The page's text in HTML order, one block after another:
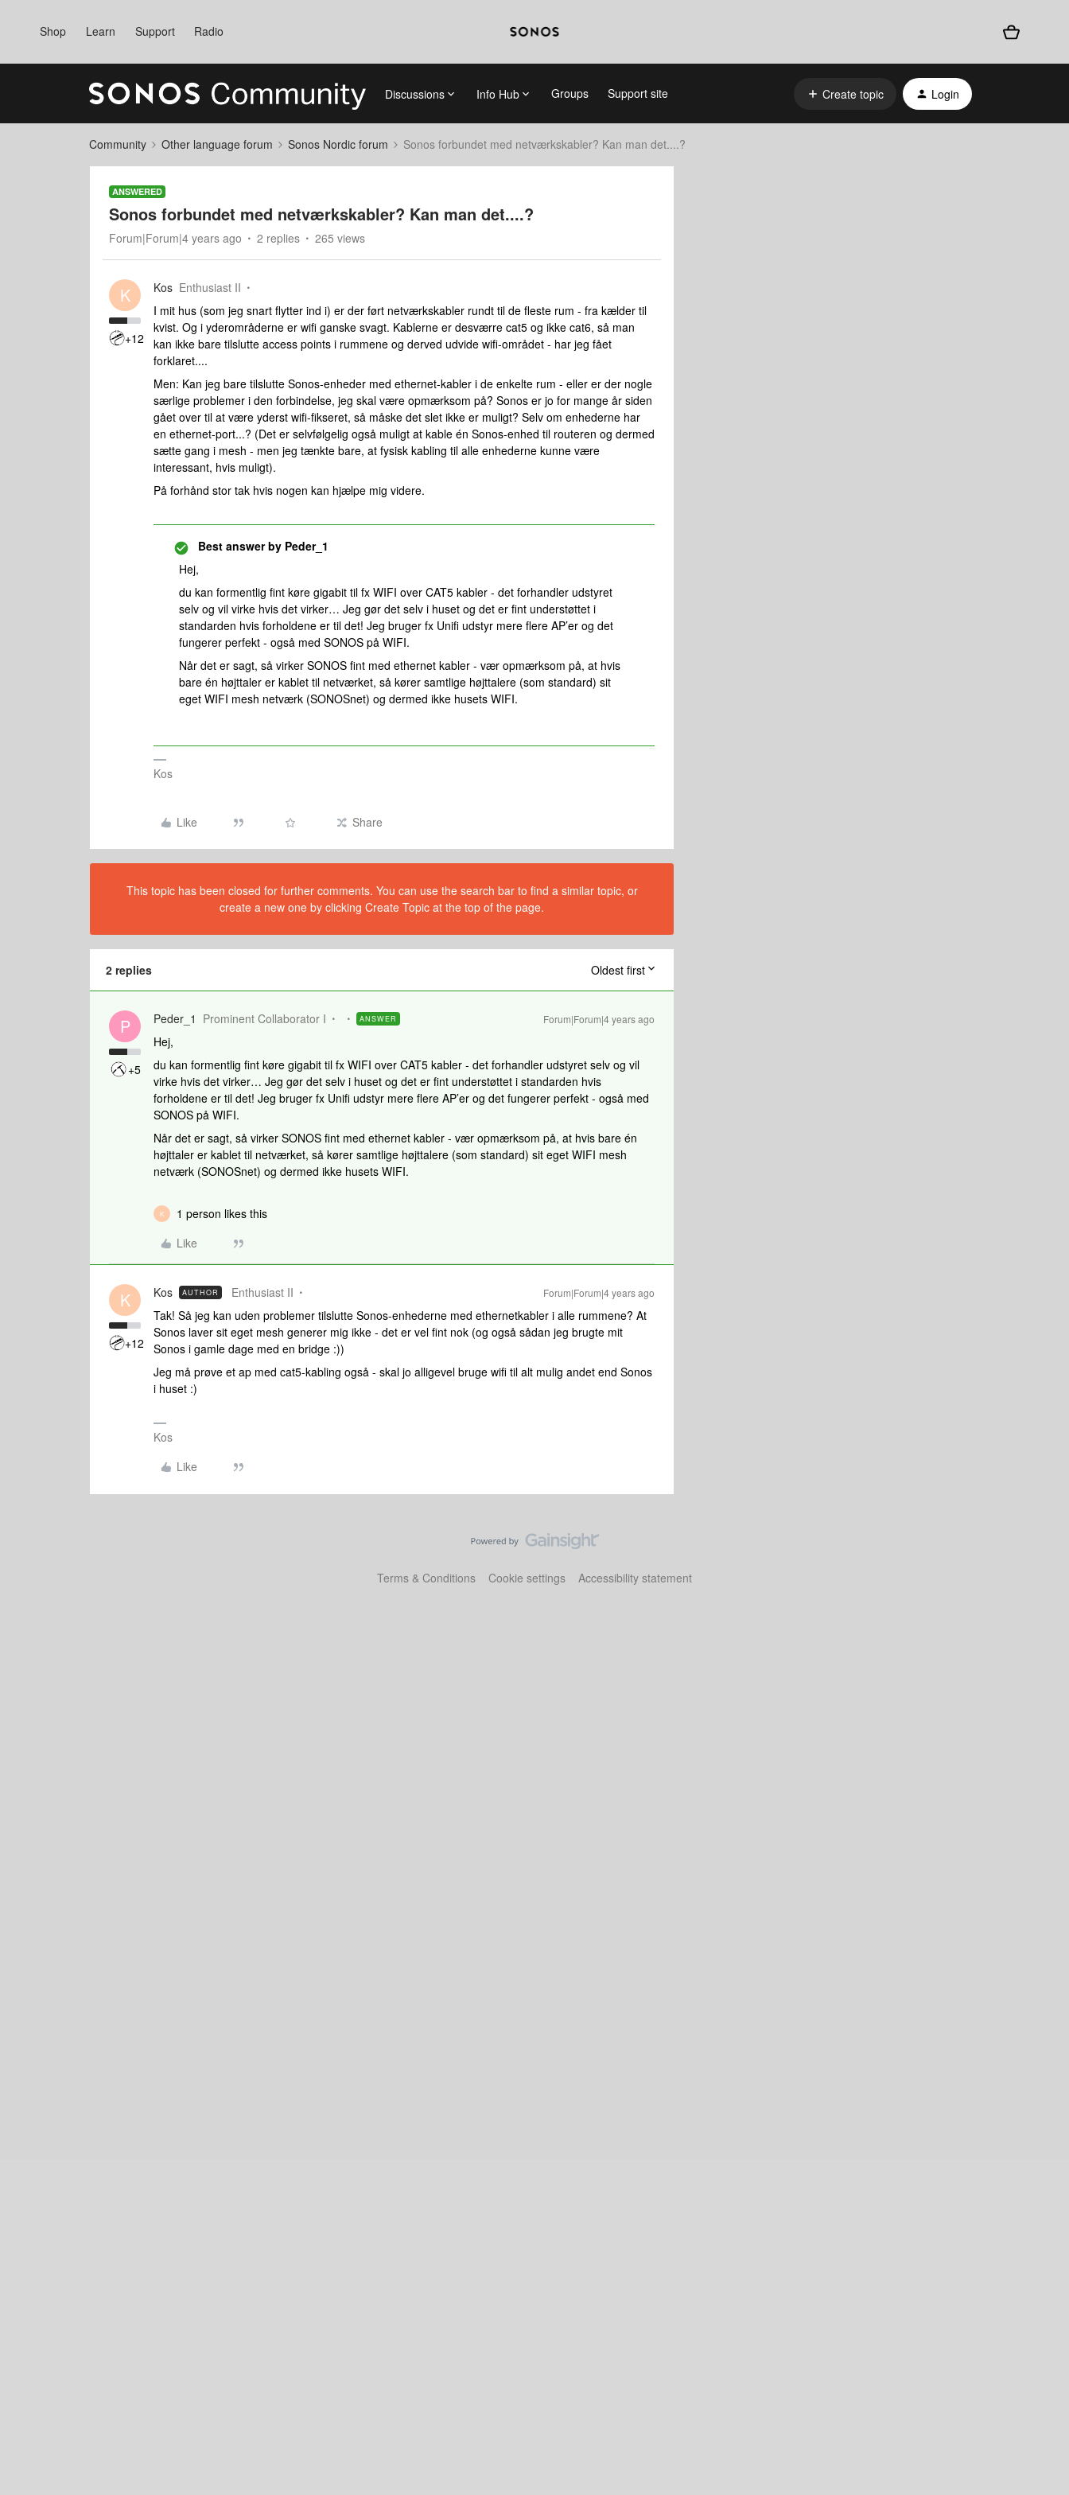
Shop Learn Support Radio
Discussions Info Hub Groups Support site Create topic Login
Community Other language forum Sonos Nordic forum Sonos forbundet med netværkskabler? Kan man det....?
ANSWERED
Sonos forbundet med netværkskabler? Kan man det....?
Forum|Forum|4 years ago 2 replies 265 views
K
+12
Kos Enthusiast II
I mit hus (som jeg snart flytter ind i) er der ført netværkskabler rundt til de fleste rum - fra kælder til
kvist. Og i yderområderne er wifi ganske svagt. Kablerne er desværre cat5 og ikke cat6, så man
kan ikke bare tilslutte access points i rummene og derved udvide wifi-området - har jeg fået
forklaret....
Men: Kan jeg bare tilslutte Sonos-enheder med ethernet-kabler i de enkelte rum - eller er der nogle
særlige problemer i den forbindelse, jeg skal være opmærksom på? Sonos er jo for mange år siden
gået over til at være yderst wifi-fikseret, så måske det slet ikke er muligt? Selv om enhederne har
en ethernet-port...? (Det er selvfølgelig også muligt at kable én Sonos-enhed til routeren og dermed
sætte gang i mesh - men jeg tænkte bare, at fysisk kabling til alle enhederne kunne være
interessant, hvis muligt).
På forhånd stor tak hvis nogen kan hjælpe mig videre.
Best answer by Peder_1
Hej,
du kan formentlig fint køre gigabit til fx WIFI over CAT5 kabler - det forhandler udstyret
selv og vil virke hvis det virker… Jeg gør det selv i huset og det er fint understøttet i
standarden hvis forholdene er til det! Jeg bruger fx Unifi udstyr mere flere AP’er og det
fungerer perfekt - også med SONOS på WIFI.
Når det er sagt, så virker SONOS fint med ethernet kabler - vær opmærksom på, at hvis
bare én højttaler er kablet til netværket, så kører samtlige højttalere (som standard) sit
eget WIFI mesh netværk (SONOSnet) og dermed ikke husets WIFI.
Kos
Like Share
This topic has been closed for further comments. You can use the search bar to find a similar topic, or
create a new one by clicking Create Topic at the top of the page.
2 replies Oldest first
P
+5
Peder_1 Prominent Collaborator I ANSWER Forum|Forum|4 years ago
Hej,
du kan formentlig fint køre gigabit til fx WIFI over CAT5 kabler - det forhandler udstyret selv og vil
virke hvis det virker… Jeg gør det selv i huset og det er fint understøttet i standarden hvis
forholdene er til det! Jeg bruger fx Unifi udstyr mere flere AP’er og det fungerer perfekt - også med
SONOS på WIFI.
Når det er sagt, så virker SONOS fint med ethernet kabler - vær opmærksom på, at hvis bare én
højttaler er kablet til netværket, så kører samtlige højttalere (som standard) sit eget WIFI mesh
netværk (SONOSnet) og dermed ikke husets WIFI.
K
1 person likes this
Like
K
+12
Kos AUTHOR Enthusiast II Forum|Forum|4 years ago
Tak! Så jeg kan uden problemer tilslutte Sonos-enhederne med ethernetkabler i alle rummene? At
Sonos laver sit eget mesh generer mig ikke - det er vel fint nok (og også sådan jeg brugte mit
Sonos i gamle dage med en bridge :))
Jeg må prøve et ap med cat5-kabling også - skal jo alligevel bruge wifi til alt mulig andet end Sonos
i huset :)
Kos
Like
Terms & Conditions Cookie settings Accessibility statement